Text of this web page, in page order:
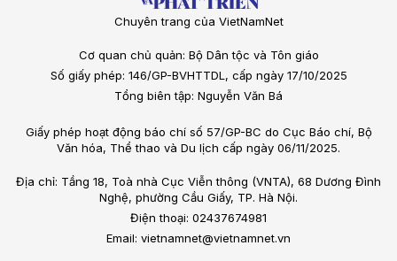
Chuyên trang của VietNamNet
Cơ quan chủ quản: Bộ Dân tộc và Tôn giáo
Số giấy phép: 146/GP-BVHTTDL, cấp ngày 17/10/2025
Tổng biên tập: Nguyễn Văn Bá
Giấy phép hoạt động báo chí số 57/GP-BC do Cục Báo chí, Bộ
Văn hóa, Thể thao và Du lịch cấp ngày 06/11/2025.
Địa chỉ: Tầng 18, Toà nhà Cục Viễn thông (VNTA), 68 Dương Đình
Nghệ, phường Cầu Giấy, TP. Hà Nội.
Điện thoại: 02437674981
Email: vietnamnet@vietnamnet.vn